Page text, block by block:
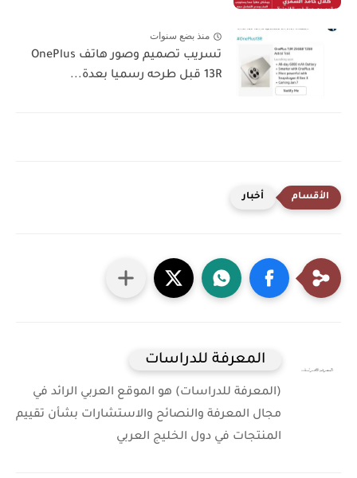
منذ بضع سنوات
تسريب تصميم وصور هاتف OnePlus
13R قبل طرحه رسميا بعدة...
أخبار
المعرفة للدراسات
(المعرفة للدراسات) هو الموقع العربي الرائد في
مجال المعرفة والنصائح والاستشارات بشأن تقييم
المنتجات في دول الخليج العربي